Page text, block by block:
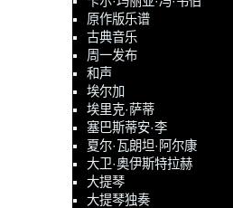
原作版乐谱
古典音乐
周一发布
和声
埃尔加
埃里克·萨蒂
塞巴斯蒂安·李
夏尔·瓦朗坦·阿尔康
大卫·奥伊斯特拉赫
大提琴
大提琴独奏